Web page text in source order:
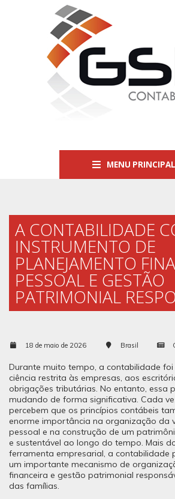
MENU PRINCIPAL
A CONTABILIDADE
INSTRUMENTO DE
PLANEJAMENTO
PESSOAL E GESTÃO
PATRIMONIAL
18 de maio de 2026 Brasil
Durante muito tempo, a contabilidade
ciência restrita às empresas, aos
obrigações tributárias. No entanto, essa
mudando de forma significativa. Cada
percebem que os princípios contábeis
enorme importância na organização da
pessoal e na construção de um
e sustentável ao longo do tempo. Mais
ferramenta empresarial, a contabilidade
um importante mecanismo de
financeira e gestão patrimonial
das famílias.